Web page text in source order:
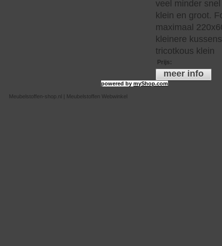
veel minder
klein en groot.
maximaal
kleinere
tricotkous klein
Prijs:
meer info
powered bymyShop.com
Meubelstoffen-shop.nl | Meubelstoffen Webwinkel